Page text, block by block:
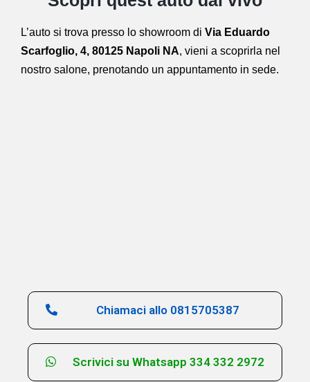
L’auto si trova presso lo showroom di Via Eduardo
Scarfoglio, 4, 80125 Napoli NA, vieni a scoprirla nel
nostro salone, prenotando un appuntamento in sede.
Chiamaci allo 0815705387
Scrivici su Whatsapp 334 332 2972